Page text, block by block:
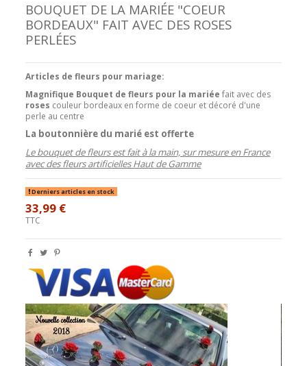
BOUQUET DE LA MARIÉE "COEUR
BORDEAUX" FAIT AVEC DES ROSES
PERLÉES
Articles de fleurs pour mariage:
Magnifique Bouquet de fleurs pour la mariéefait avec des
roses couleur bordeaux en forme de coeur et décoré d'une
perle au centre
La boutonnière du marié est offerte
Le bouquet de fleurs est fait à la main, sur mesure en France
avec des fleurs artificielles Haut de Gamme
Derniers articles en stock
33,99 €
TTC